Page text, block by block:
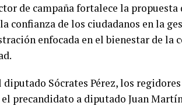
de campaña fortalece la propuesta
confianza de los ciudadanos en la
enfocada en el bienestar de la
Sócrates Pérez, los
precandidato a diputado Juan